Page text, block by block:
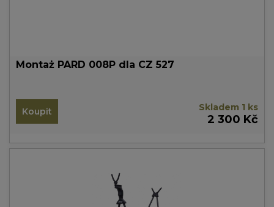
Montaż PARD 008P dla CZ 527
Koupit Skladem 1 ks
2 300 Kč